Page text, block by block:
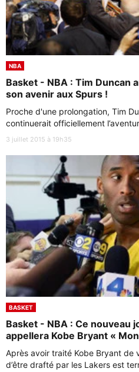
NBA
Basket - NBA : Tim Duncan
son avenir aux Spurs !
Proche d'une prolongation, Tim
continuerait officiellement
3 juillet 2015 à 19h35
BASKET
Basket - NBA : Ce nouveau
appellera Kobe Bryant «
Après avoir traité Kobe Bryant de
d’être drafté par les Lakers est